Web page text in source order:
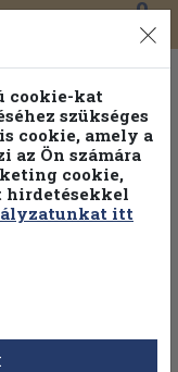
0
közül
cookie-kat
szükséges
cookie, amely a
az Ön számára
cookie,
hirdetésekkel
itt